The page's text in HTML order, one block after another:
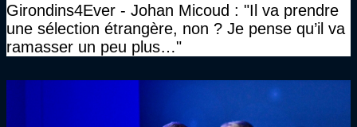
Girondins4Ever - Johan Micoud : "Il va prendre
une sélection étrangère, non ? Je pense qu’il va
ramasser un peu plus…"